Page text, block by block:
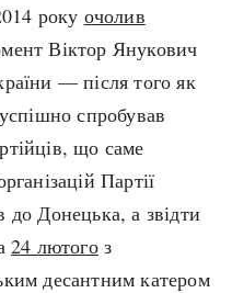
року очолив
Віктор Янукович
— після того як
спробував
що саме
Партії
Донецька, а звідти
24 лютогоз
десантним катером